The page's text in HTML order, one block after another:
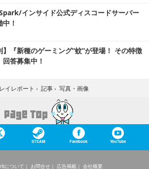
インサイド公式ディスコードサーバー
！
】『新種のゲーミング“蚊”が登場！ その特徴
回答募集中！
イレポート › 記事 › 写真・画像
STEAM Facebook YouTube
について お問合せ 広告掲載 会社概要